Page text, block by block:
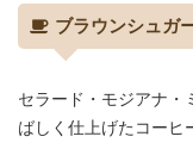
ブラウンシュガ
セラード・モジアナ・
ばしく仕上げたコーヒ